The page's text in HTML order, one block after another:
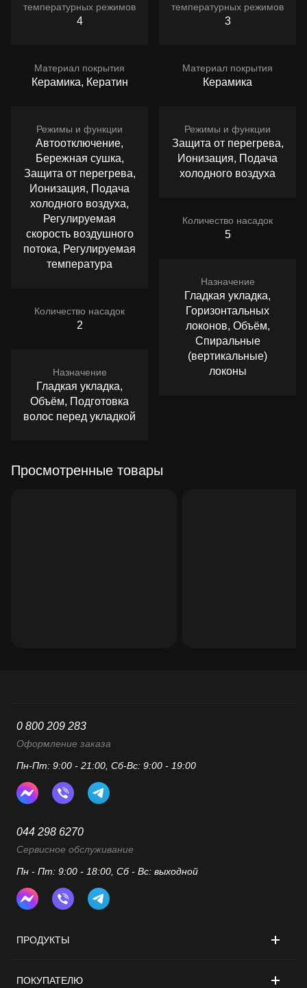
температурных режимов
4
Материал покрытия
Керамика, Кератин
Режимы и функции
Автоотключение,
Бережная сушка,
Защита от перегрева,
Ионизация, Подача
холодного воздуха,
Регулируемая
скорость воздушного
потока, Регулируемая
температура
Количество насадок
2
Назначение
Гладкая укладка,
Объём, Подготовка
волос перед укладкой
температурных режимов
3
Материал покрытия
Керамика
Режимы и функции
Защита от перегрева,
Ионизация, Подача
холодного воздуха
Количество насадок
5
Назначение
Гладкая укладка,
Горизонтальных
локонов, Объём,
Спиральные
(вертикальные)
локоны
Просмотренные товары
ПРОДУКТЫ
ПОКУПАТЕЛЮ
0 800 209 283
Оформление заказа
Пн-Пт: 9:00 - 21:00, Сб-Вс: 9:00 - 19:00
044 298 6270
Сервисное обслуживание
Пн - Пт: 9:00 - 18:00, Сб - Вс: выходной